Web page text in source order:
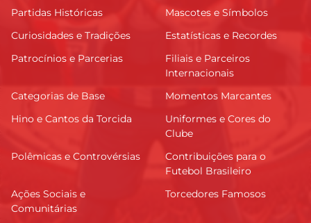
Partidas Históricas
Mascotes e Símbolos
Curiosidades e Tradições
Estatísticas e Recordes
Patrocínios e Parcerias
Filiais e Parceiros
Internacionais
Categorias de Base
Momentos Marcantes
Hino e Cantos da Torcida
Uniformes e Cores do
Clube
Polêmicas e Controvérsias
Contribuições para o
Futebol Brasileiro
Ações Sociais e
Comunitárias
Torcedores Famosos